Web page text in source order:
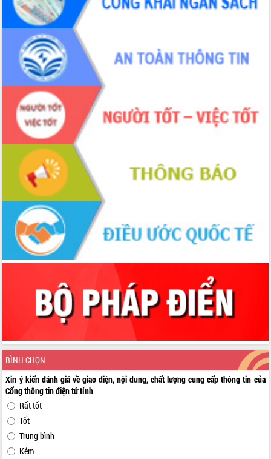
BÌNH CHỌN
Xin ý kiến đánh giá về giao diện, nội dung, chất lượng cung cấp thông tin của
Cổng thông tin điện tử tỉnh
Rất tốt
Tốt
Trung bình
Kém